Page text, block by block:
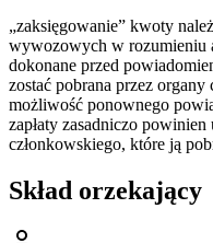
„zaksięgowanie” kwoty
wywozowych w rozumieniu
dokonane przed
zostać pobrana przez
możliwość ponownego
zapłaty zasadniczo
członkowskiego, które ją
Skład orzekający